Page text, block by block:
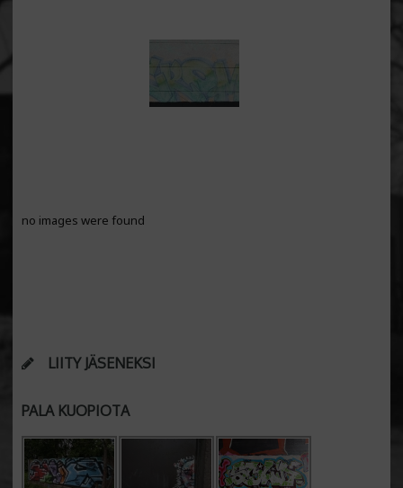
no images were found
LIITY JÄSENEKSI
PALA KUOPIOTA